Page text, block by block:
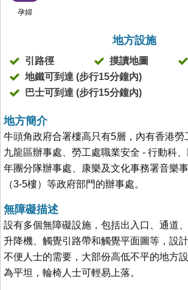
孕婦
地方設施
引路徑 摸讀地圖
地鐵可到達 (步行15分鐘內)
巴士可到達 (步行15分鐘內)
地方簡介
牛頭角政府合署樓高只有5層，內有香港勞
九龍區辦事處、勞工處職業安全 - 行動科
年團分隊辦事處、康樂及文化事務署音樂
（3-5樓）等政府部門的辦事處。
無障礙描述
設有多個無障礙設施，包括出入口、通道
升降機、觸覺引路帶和觸覺平面圖等，設
不便人士的需要，大部份高低不平的地方
為平坦，輪椅人士可輕易上落。